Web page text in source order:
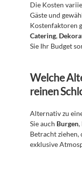
Die Kosten
Gäste und
Kostenfaktoren
Catering,
Sie Ihr Budget
Welche
reinen
Alternativ zu
Sie auch Burgen,
Betracht ziehen,
exklusive